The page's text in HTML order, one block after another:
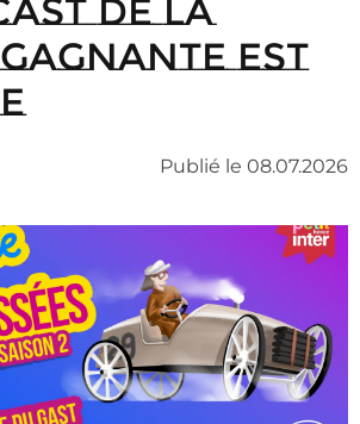
de la
est
Publié le 08.07.2026